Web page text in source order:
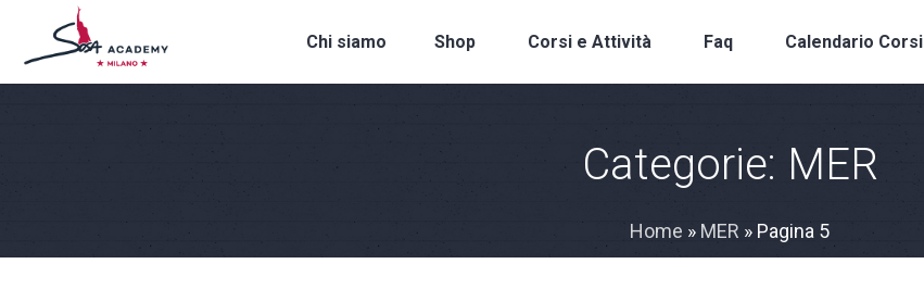
Chi siamo Shop Corsi e Attività Faq Calendario Corsi
Categorie: MER
Home » MER » Pagina 5